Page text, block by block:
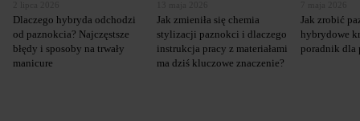
Dlaczego hybryda odchodzi
od paznokcia? Najczęstsze
błędy i sposoby na trwały
manicure
Jak zmieniła się chemia
stylizacji paznokci i dlaczego
instrukcja pracy z materiałami
ma dziś kluczowe znaczenie?
Jak zrobić
hybrydowe
poradnik dla